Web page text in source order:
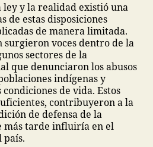
ley y la realidad existió una
de estas disposiciones
de manera limitada.
surgieron voces dentro de la
sectores de la
que denunciaron los abusos
indígenas y
de vida. Estos
contribuyeron a la
de defensa de la
más tarde influiría en el